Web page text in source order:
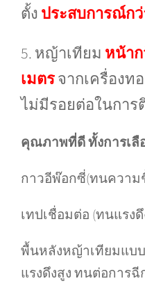
ตั้งประสบการณ์กว่
5. หญ้าเทียม หน้าก
เมตรจากเครื่องท
ไม่มีรอยต่อในการ
คุณภาพที่ดี ทั้งการเลื
กาวอีพ๊อกซี่(ทนความ
เทปเชื่อมต่อ (ทนแรงดึ
พื้นหลังหญ้าเทียมแบบ
แรงดึงสูง ทนต่อการ